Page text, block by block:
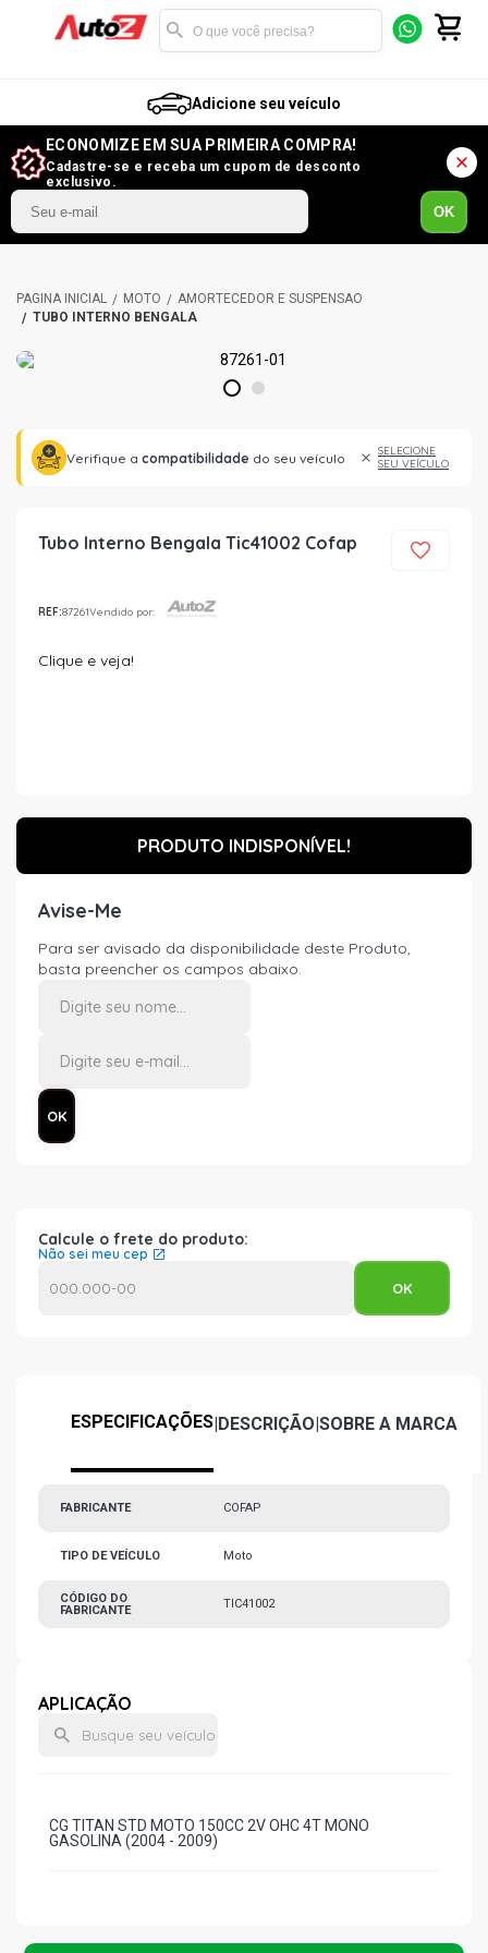
Adicione seu veículo
ECONOMIZE EM SUA PRIMEIRA COMPRA!
Cadastre-se e receba um cupom de desconto
exclusivo.
OK
MOTO
AMORTECEDOR E SUSPENSÃO
TUBO INTERNO BENGALA
1 2
Verifique a compatibilidade do seu veículo
SELECIONE
SEU VEÍCULO
Tubo Interno Bengala Tic41002 Cofap
REF:87261Vendido por:
Clique e veja!
PRODUTO INDISPONÍVEL!
Avise-Me
Para ser avisado da disponibilidade deste Produto,
basta preencher os campos abaixo.
Calcule o frete do produto:
Não sei meu cep
ESPECIFICAÇÕES|DESCRIÇÃO|SOBRE A MARCA
FABRICANTE COFAP
TIPO DE VEÍCULO Moto
CÓDIGO DO
FABRICANTE
TIC41002
APLICAÇÃO
CG TITAN STD MOTO 150CC 2V OHC 4T MONO
GASOLINA (2004 - 2009)